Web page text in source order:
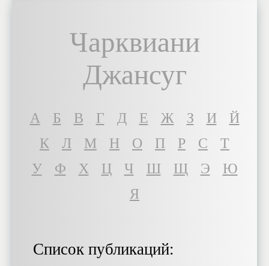
Чарквиани
Джансуг
A Б В Г Д Е Ж З И
Й
К
Л М Н О П Р С
Т
У
Ф Х Ц Ч Ш Щ Э
Ю
Я
Список публикаций: